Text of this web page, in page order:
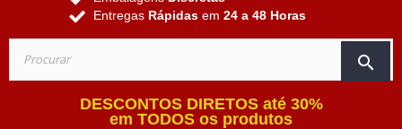
Entregas Rápidas em 24 a 48 Horas
search
DESCONTOS DIRETOS até 30%
em TODOS os produtos